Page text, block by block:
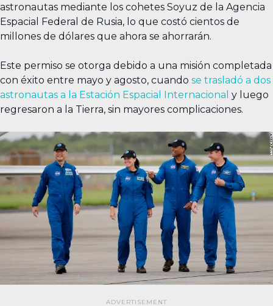
astronautas mediante los cohetes Soyuz de la Agencia
Espacial Federal de Rusia, lo que costó cientos de
millones de dólares que ahora se ahorrarán.
Este permiso se otorga debido a una misión completada
con éxito entre mayo y agosto, cuando se trasladó a dos
astronautas a la Estación Espacial Internacional y luego
regresaron a la Tierra, sin mayores complicaciones.